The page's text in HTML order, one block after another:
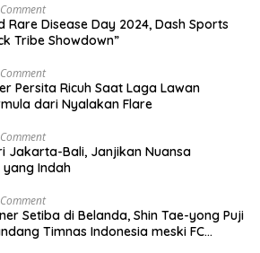
Rare Disease Day 2024, Dash Sports
Tribe Showdown”
Persita Ricuh Saat Laga Lawan
dari Nyalakan Flare
Jakarta-Bali, Janjikan Nuansa
Indah
Setiba di Belanda, Shin Tae-yong Puji
Timnas Indonesia meski FC